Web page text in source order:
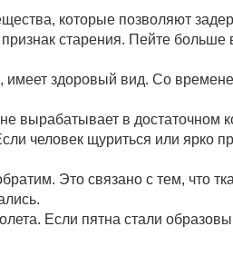
которые позволяют
старения. Пейте
здоровый вид. Со
в достаточном
человек щуриться или ярко
Это связано с тем, что
Если пятна стали